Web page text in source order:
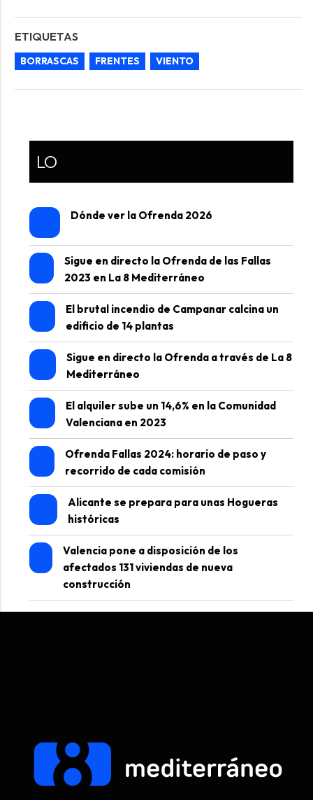
ETIQUETAS
BORRASCAS FRENTES VIENTO
LO
Dónde ver la Ofrenda 2026
Sigue en directo la Ofrenda de las Fallas
2023 en La 8 Mediterráneo
El brutal incendio de Campanar calcina un
edificio de 14 plantas
Sigue en directo la Ofrenda a través de La 8
Mediterráneo
El alquiler sube un 14,6% en la Comunidad
Valenciana en 2023
Ofrenda Fallas 2024: horario de paso y
recorrido de cada comisión
Alicante se prepara para unas Hogueras
históricas
Valencia pone a disposición de los
afectados 131 viviendas de nueva
construcción